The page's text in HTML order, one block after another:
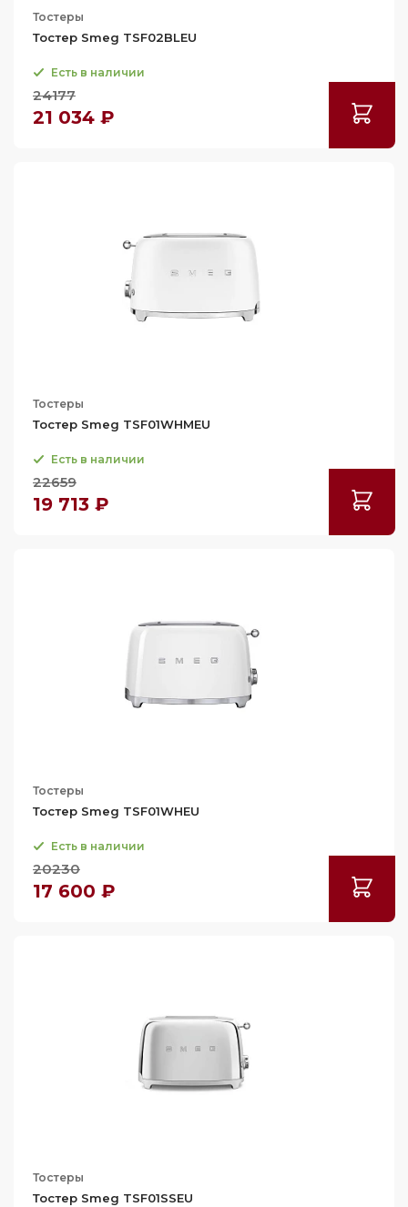
Тостеры
Тостер Smeg TSF02BLEU
Есть в наличии
24177
21 034 ₽
Тостеры
Тостер Smeg TSF01WHMEU
Есть в наличии
22659
19 713 ₽
Тостеры
Тостер Smeg TSF01WHEU
Есть в наличии
20230
17 600 ₽
Тостеры
Тостер Smeg TSF01SSEU